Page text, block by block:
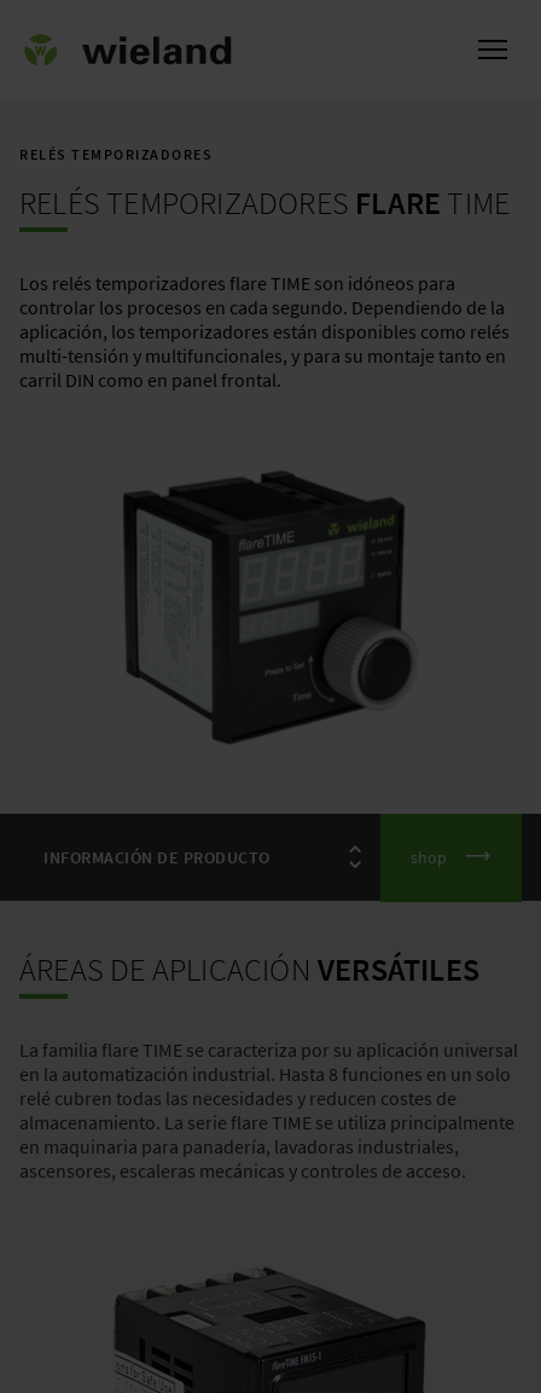
RELÉS TEMPORIZADORES
RELÉS TEMPORIZADORES FLARE TIME
Los relés temporizadores flare TIME son idóneos para
controlar los procesos en cada segundo. Dependiendo de la
aplicación, los temporizadores están disponibles como relés
multi-tensión y multifuncionales, y para su montaje tanto en
carril DIN como en panel frontal.
shop
ÁREAS DE APLICACIÓN VERSÁTILES
La familia flare TIME se caracteriza por su aplicación universal
en la automatización industrial. Hasta 8 funciones en un solo
relé cubren todas las necesidades y reducen costes de
almacenamiento. La serie flare TIME se utiliza principalmente
en maquinaria para panadería, lavadoras industriales,
ascensores, escaleras mecánicas y controles de acceso.